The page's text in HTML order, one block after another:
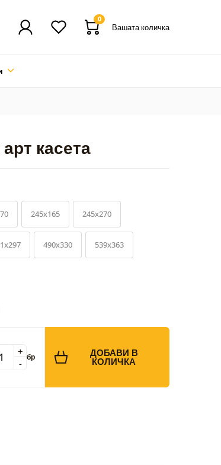
0
Вашата количка
касета
245x165 245x270
490x330 539x363
-
+ бр ДОБАВИ В
КОЛИЧКА